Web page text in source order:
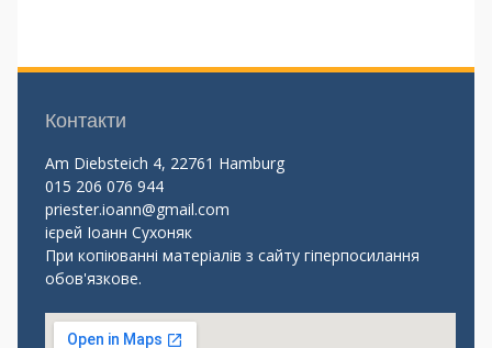
Контакти
Am Diebsteich 4, 22761 Hamburg
015 206 076 944
priester.ioann@gmail.com
ієрей Іоанн Сухоняк
При копіюванні матеріалів з сайту гіперпосилання
обов'язкове.